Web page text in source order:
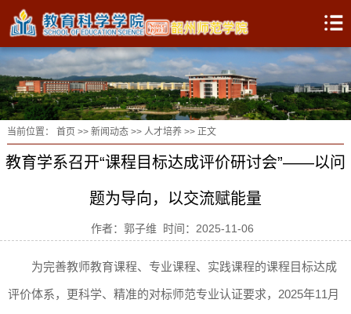
当前位置： 首页 >> 新闻动态>> 人才培养>> 正文
教育学系召开“课程目标达成评价研讨会”——以问
题为导向，以交流赋能量
作者：郭子维 时间：2025-11-06
为完善教师教育课程、专业课程、实践课程的课程目标达成
评价体系，更科学、精准的对标师范专业认证要求，2025年11月